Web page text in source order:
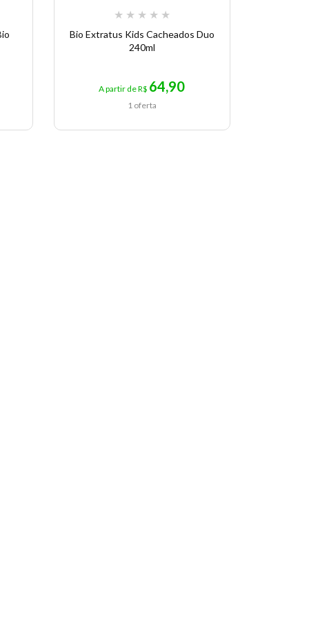
★ ★ ★ ★ ★
Bio Extratus Kids Cacheados Duo
240ml
A partir de R$ 64,90
1 oferta